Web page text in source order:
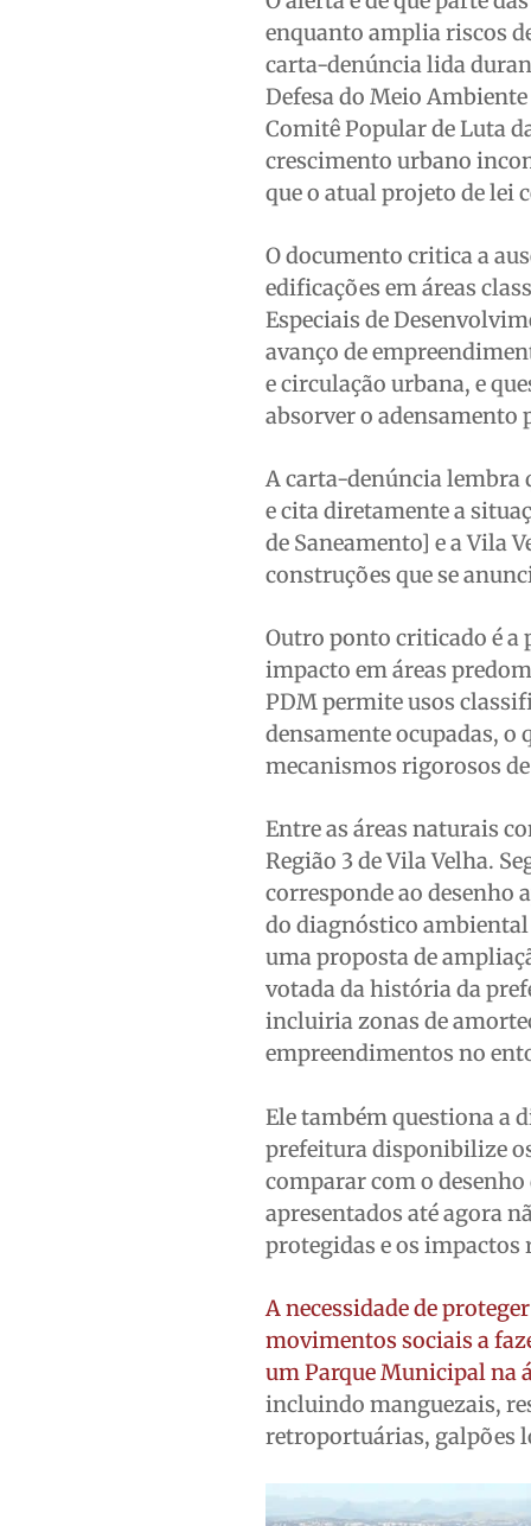
enquanto amplia riscos
carta-denúncia lida
Defesa do Meio
Comitê Popular de Luta
crescimento urbano
que o atual projeto de lei
O documento critica a
edificações em áreas
Especiais de
avanço de
e circulação urbana, e
absorver o adensamento
A carta-denúncia lembra
e cita diretamente a
de Saneamento] e a Vila
construções que se
Outro ponto criticado é a
impacto em áreas
PDM permite usos
densamente ocupadas,
mecanismos rigorosos
Entre as áreas naturais
Região 3 de Vila Velha.
corresponde ao desenho
do diagnóstico ambiental
uma proposta de
votada da história da
incluiria zonas de
empreendimentos no
Ele também questiona a
prefeitura disponibilize
comparar com o
apresentados até agora
protegidas e os impactos
A necessidade de
movimentos sociais a
um Parque Municipal na
incluindo manguezais,
retroportuárias, galpões